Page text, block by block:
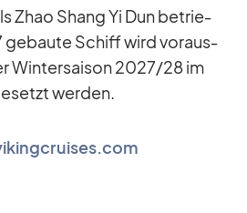
Zhao Shang Yi Dun be­trie­
ge­baute Schiff wird vor­aus­
Win­ter­sai­son 2027/​28 im
wer­den.